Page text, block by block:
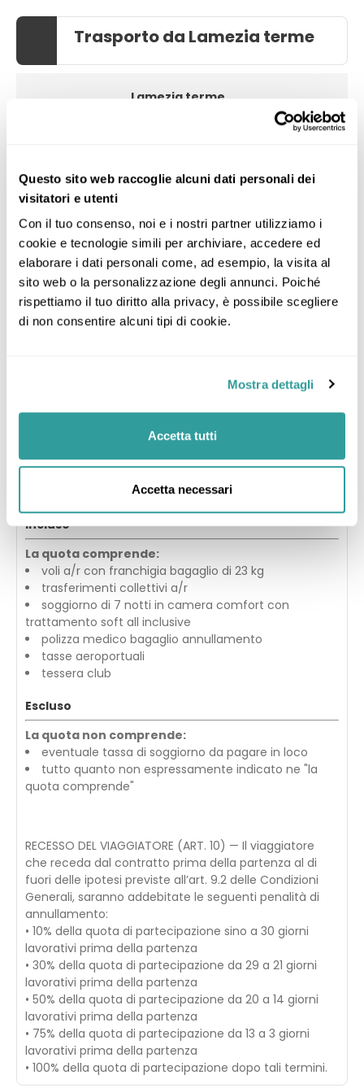
Questo sito web raccoglie alcuni dati personali dei
visitatori e utenti
Con il tuo consenso, noi e i nostri partner utilizziamo i
cookie e tecnologie simili per archiviare, accedere ed
elaborare i dati personali come, ad esempio, la visita al
sito web o la personalizzazione degli annunci. Poiché
rispettiamo il tuo diritto alla privacy, è possibile scegliere
di non consentire alcuni tipi di cookie.
Mostra dettagli
Accetta tutti
Accetta necessari
Trasporto da Lamezia terme
Lamezia terme
Riepilogo del viaggio
2 Adulti
Notti
Questa idea include
2
Alloggi 1
Incluso
La quota comprende:
voli a/r con franchigia bagaglio di 23 kg
trasferimenti collettivi a/r
soggiorno di 7 notti in camera comfort con
trattamento soft all inclusive
polizza medico bagaglio annullamento
tasse aeroportuali
tessera club
Escluso
La quota non comprende:
eventuale tassa di soggiorno da pagare in loco
tutto quanto non espressamente indicato ne "la
quota comprende"
RECESSO DEL VIAGGIATORE (ART. 10) — Il viaggiatore
che receda dal contratto prima della partenza al di
fuori delle ipotesi previste all’art. 9.2 delle Condizioni
Generali, saranno addebitate le seguenti penalità di
annullamento:
• 10% della quota di partecipazione sino a 30 giorni
lavorativi prima della partenza
• 30% della quota di partecipazione da 29 a 21 giorni
lavorativi prima della partenza
• 50% della quota di partecipazione da 20 a 14 giorni
lavorativi prima della partenza
• 75% della quota di partecipazione da 13 a 3 giorni
lavorativi prima della partenza
• 100% della quota di partecipazione dopo tali termini.